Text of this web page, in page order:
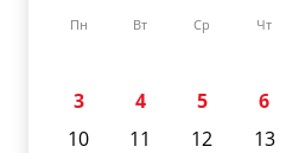
Пн Вт Ср Чт
3
4 5 6
10
11 12 13